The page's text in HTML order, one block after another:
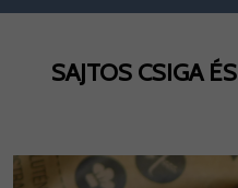
SAJTOS CSIGA